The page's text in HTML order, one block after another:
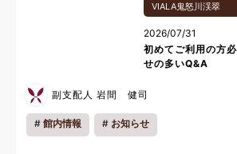
VIALA鬼怒川渓翠
2026/07/31
初めてご利用の方
せの多いQ&A
副支配人 岩間 健司
館内情報 お知らせ